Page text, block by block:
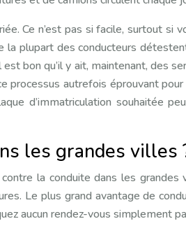
Ce n’est pas si facile, surtout
plupart des conducteurs
bon qu’il y ait, maintenant,
processus autrefois éprouvant
d’immatriculation souhaitée
les grandes villes
la conduite dans les
Le plus grand avantage de
aucun rendez-vous simplement